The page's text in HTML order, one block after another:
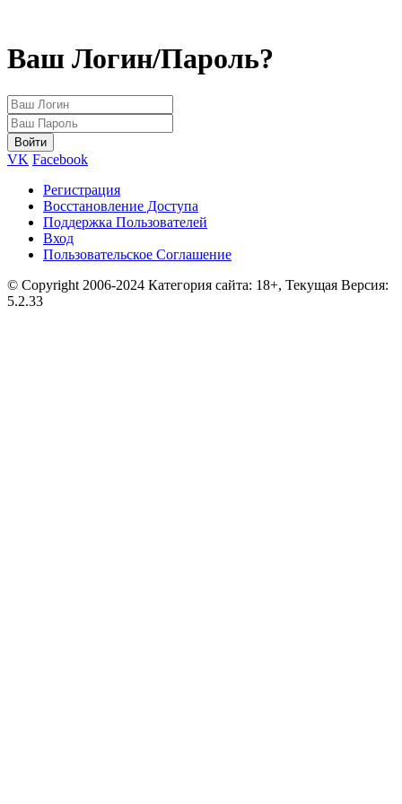
Ваш Логин/Пароль?
VK Facebook
Регистрация
Восстановление Доступа
Поддержка Пользователей
Вход
Пользовательское Соглашение
© Copyright 2006-2024 Категория сайта: 18+, Текущая Версия:
5.2.33